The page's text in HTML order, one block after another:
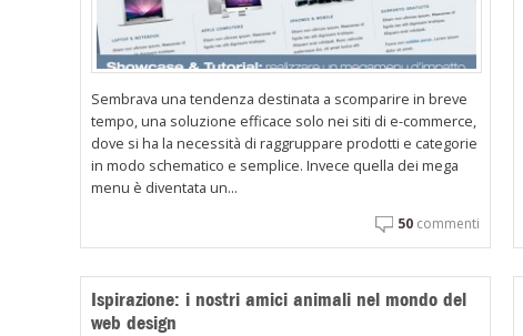
Sembrava una tendenza destinata a scomparire in breve
tempo, una soluzione efficace solo nei siti di e-commerce,
dove si ha la necessità di raggruppare prodotti e categorie
in modo schematico e semplice. Invece quella dei mega
menu è diventata un...
50commenti
Ispirazione: i nostri amici animali nel mondo del
web design